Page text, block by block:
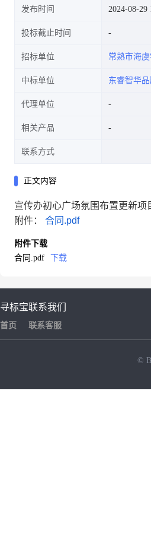
发布时间 2024-08-29
投标截止时间
招标单位 常熟市海
中标单位 东睿智华
代理单位
相关产品
联系方式
正文内容
宣传办初心广场氛围布置更新项
附件： 合同.pdf
附件下载
合同.pdf
下载
寻标宝
首页
联系我们
联系客服
©